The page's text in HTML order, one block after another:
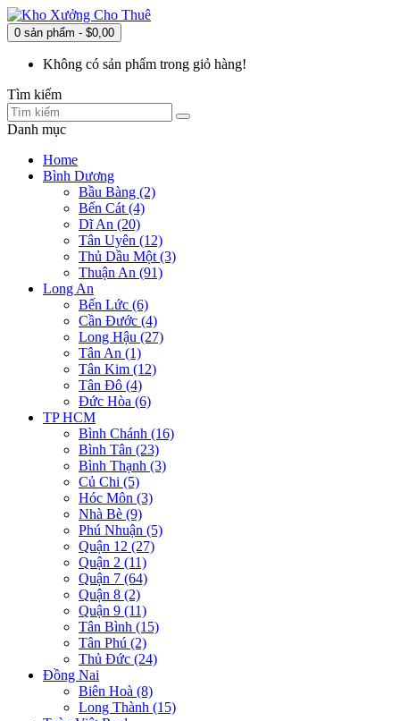
0 sản phẩm - $0,00
Không có sản phẩm trong giỏ hàng!
Tìm kiếm
Danh mục
Home
Bình Dương
Bầu Bàng (2)
Bến Cát (4)
Dĩ An (20)
Tân Uyên (12)
Thủ Dầu Một (3)
Thuận An (91)
Long An
Bến Lức (6)
Cần Đước (4)
Long Hậu (27)
Tân An (1)
Tân Kim (12)
Tân Đô (4)
Đức Hòa (6)
TP HCM
Bình Chánh (16)
Bình Tân (23)
Bình Thạnh (3)
Củ Chi (5)
Hóc Môn (3)
Nhà Bè (9)
Phú Nhuận (5)
Quận 12 (27)
Quận 2 (11)
Quận 7 (64)
Quận 8 (2)
Quận 9 (11)
Tân Bình (15)
Tân Phú (2)
Thủ Đức (24)
Đồng Nai
Biên Hoà (8)
Long Thành (15)